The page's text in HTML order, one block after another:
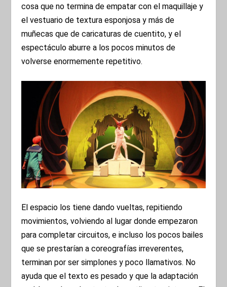
cosa que no termina de empatar con el maquillaje y
el vestuario de textura esponjosa y más de
muñecas que de caricaturas de cuentito, y el
espectáculo aburre a los pocos minutos de
volverse enormemente repetitivo.
El espacio los tiene dando vueltas, repitiendo
movimientos, volviendo al lugar donde empezaron
para completar circuitos, e incluso los pocos bailes
que se prestarían a coreografías irreverentes,
terminan por ser simplones y poco llamativos. No
ayuda que el texto es pesado y que la adaptación